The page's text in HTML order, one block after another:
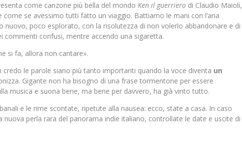
come canzone più bella del mondo Ken il guerriero di Claudio Maioli,
come se avessimo tutti fatto un viaggio. Battiamo le mani con l’aria
nuovo, poco esplorato, con la risolutezza di non volerlo abbandonare e di
commenti confusi, mentre accendo una sigaretta.
si fa, allora non cantare».
le parole siano più tanto importanti quando la voce diventa un
Gigante non ha bisogno di una frase tormentone per essere
musica e suona bene, ma bene per davvero, ha già vinto tutto.
e le rime scontate, ripetute alla nausea: ecco, state a casa. In caso
nuova perla rara del panorama indie italiano, controllate le date e uscite di